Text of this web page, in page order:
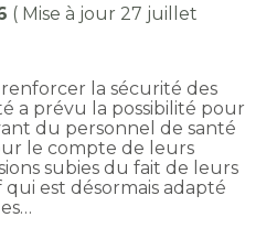
( Mise à jour 27 juillet
renforcer la sécurité des
a prévu la possibilité pour
du personnel de santé
le compte de leurs
subies du fait de leurs
est désormais adapté